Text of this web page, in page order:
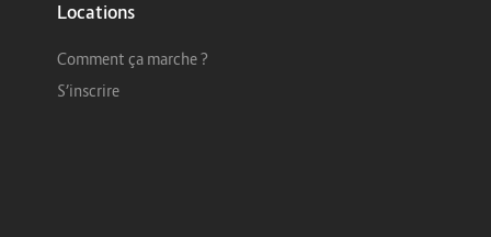
Locations
Comment ça marche ?
S’inscrire